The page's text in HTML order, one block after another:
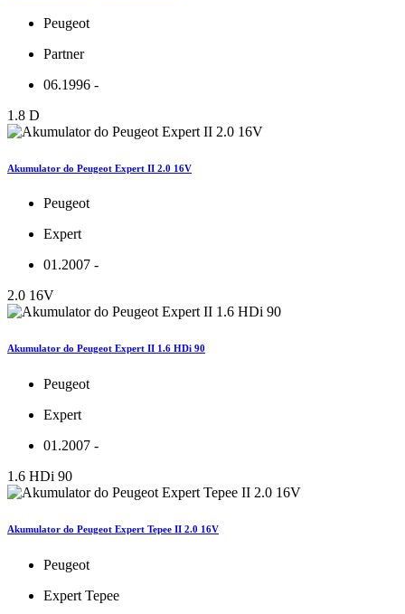
Peugeot
Partner
06.1996 -
1.8 D
Akumulator do Peugeot Expert II 2.0 16V
Peugeot
Expert
01.2007 -
2.0 16V
Akumulator do Peugeot Expert II 1.6 HDi 90
Peugeot
Expert
01.2007 -
1.6 HDi 90
Akumulator do Peugeot Expert Tepee II 2.0 16V
Peugeot
Expert Tepee